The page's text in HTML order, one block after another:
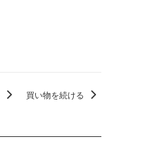
買い物を続ける